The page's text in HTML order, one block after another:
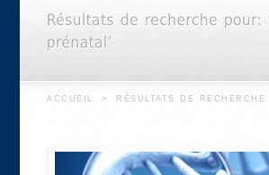
ACCUEIL > RÉSULTATS DE